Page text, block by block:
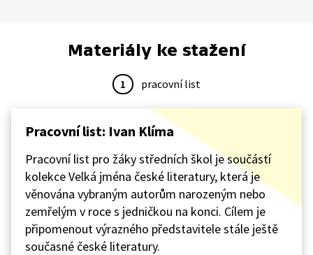
Materiály ke stažení
1 pracovní list
Pracovní list: Ivan Klíma
Pracovní list pro žáky středních škol je součástí
kolekce Velká jména české literatury, která je
věnována vybraným autorům narozeným nebo
zemřelým v roce s jedničkou na konci. Cílem je
připomenout výrazného představitele stále ještě
současné české literatury.